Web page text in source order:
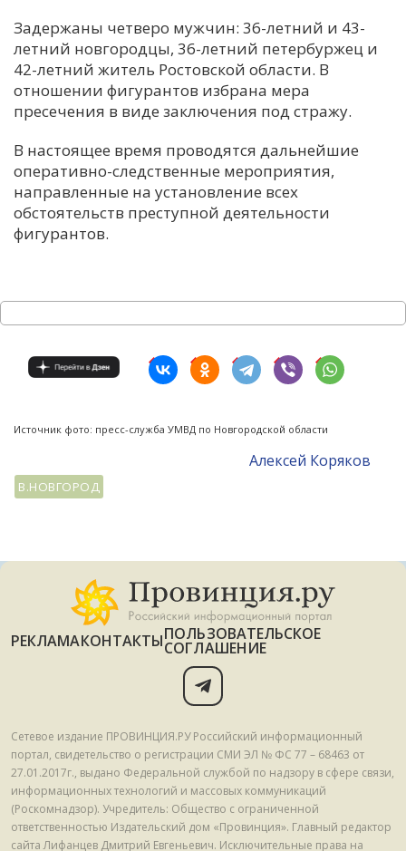
Задержаны четверо мужчин: 36-летний и 43-
летний новгородцы, 36-летний петербуржец и
42-летний житель Ростовской области. В
отношении фигурантов избрана мера
пресечения в виде заключения под стражу.
В настоящее время проводятся дальнейшие
оперативно-следственные мероприятия,
направленные на установление всех
обстоятельств преступной деятельности
фигурантов.
Источник фото: пресс-служба УМВД по Новгородской области
Алексей Коряков
В.НОВГОРОД
РЕКЛАМАКОНТАКТЫПОЛЬЗОВАТЕЛЬСКОЕ
СОГЛАШЕНИЕ
Сетевое издание ПРОВИНЦИЯ.РУ Российский информационный
портал, свидетельство о регистрации СМИ ЭЛ № ФС 77 – 68463 от
27.01.2017г., выдано Федеральной службой по надзору в сфере связи,
информационных технологий и массовых коммуникаций
(Роскомнадзор). Учредитель: Общество с ограниченной
ответственностью Издательский дом «Провинция». Главный редактор
сайта Лифанцев Дмитрий Евгеньевич. Исключительные права на